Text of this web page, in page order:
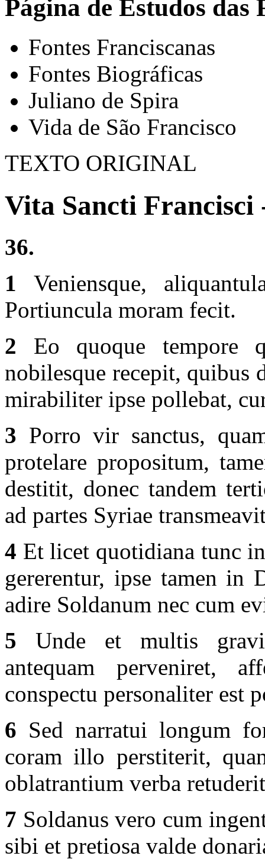
Página de Estudos das
Fontes Franciscanas
Fontes Biográficas
Juliano de Spira
Vida de São Francisco
TEXTO ORIGINAL
Vita Sancti Francisci
36.
1 Veniensque,
Portiuncula moram fecit.
2 Eo quoque tempore
nobilesque recepit, quibus
mirabiliter ipse pollebat,
3 Porro vir sanctus,
protelare propositum,
destitit, donec tandem
ad partes Syriae
4 Et licet quotidiana tunc
gererentur, ipse tamen in
adire Soldanum nec cum
5 Unde et multis
antequam perveniret,
conspectu personaliter est
6 Sed narratui longum
coram illo perstiterit,
oblatrantium verba
7 Soldanus vero cum
sibi et pretiosa valde